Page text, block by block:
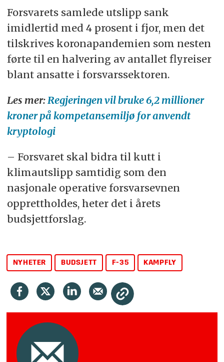
Forsvarets samlede utslipp sank
imidlertid med 4 prosent i fjor, men det
tilskrives koronapandemien som nesten
førte til en halvering av antallet flyreiser
blant ansatte i forsvarssektoren.
Les mer: Regjeringen vil bruke 6,2 millioner
kroner på kompetansemiljø for anvendt
kryptologi
– Forsvaret skal bidra til kutt i
klimautslipp samtidig som den
nasjonale operative forsvarsevnen
opprettholdes, heter det i årets
budsjettforslag.
NYHETER BUDSJETT F-35 KAMPFLY